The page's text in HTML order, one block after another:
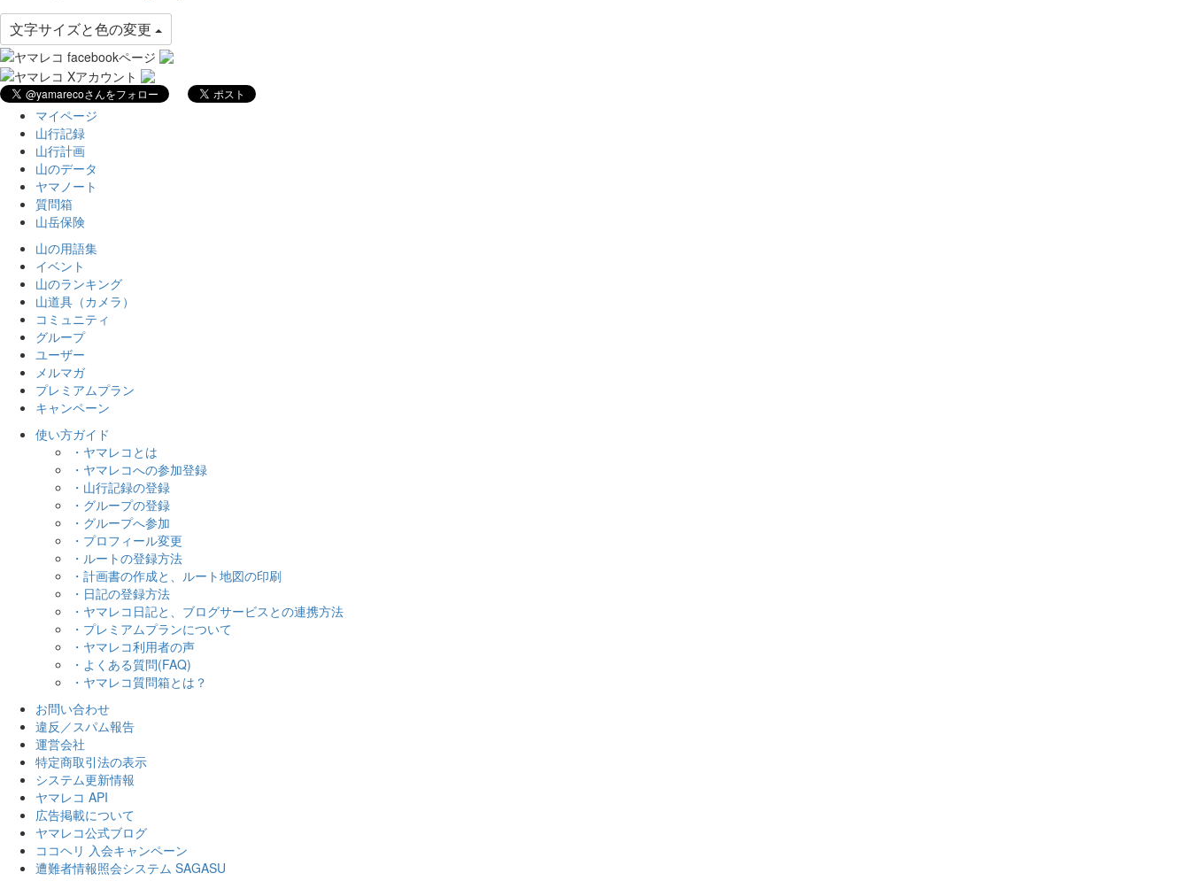
文字サイズと色の変更
マイページ
山行記録
山行計画
山のデータ
ヤマノート
質問箱
山岳保険
山の用語集
イベント
山のランキング
山道具（カメラ）
コミュニティ
グループ
ユーザー
メルマガ
プレミアムプラン
キャンペーン
使い方ガイド
・ヤマレコとは
・ヤマレコへの参加登録
・山行記録の登録
・グループの登録
・グループへ参加
・プロフィール変更
・ルートの登録方法
・計画書の作成と、ルート地図の印刷
・日記の登録方法
・ヤマレコ日記と、ブログサービスとの連携方法
・プレミアムプランについて
・ヤマレコ利用者の声
・よくある質問(FAQ)
・ヤマレコ質問箱とは？
お問い合わせ
違反／スパム報告
運営会社
特定商取引法の表示
システム更新情報
ヤマレコ API
広告掲載について
ヤマレコ公式ブログ
ココヘリ 入会キャンペーン
遭難者情報照会システム SAGASU